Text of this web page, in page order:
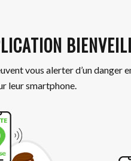
vous alerter d’un danger
leur smartphone.